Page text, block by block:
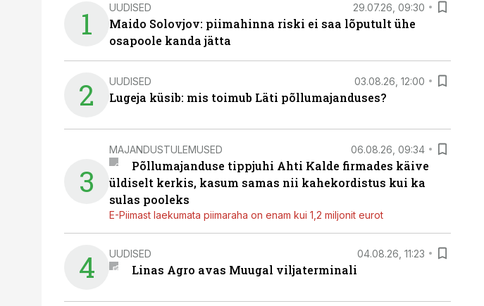
1 UUDISED 29.07.26, 09:30
Maido Solovjov: piimahinna riski ei saa lõputult ühe
osapoole kanda jätta
2 UUDISED 03.08.26, 12:00
Lugeja küsib: mis toimub Läti põllumajanduses?
3
MAJANDUSTULEMUSED 06.08.26, 09:34
Põllumajanduse tippjuhi Ahti Kalde firmades käive
üldiselt kerkis, kasum samas nii kahekordistus kui ka
sulas pooleks
E-Piimast laekumata piimaraha on enam kui 1,2 miljonit eurot
4 UUDISED 04.08.26, 11:23
Linas Agro avas Muugal viljaterminali